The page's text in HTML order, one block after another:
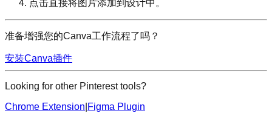
点击直接将图片添加到设计中。
准备增强您的Canva工作流程了吗？
安装Canva插件
Looking for other Pinterest tools?
Chrome Extension Figma Plugin